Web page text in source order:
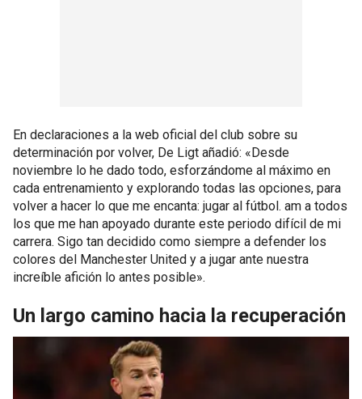
En declaraciones a la web oficial del club sobre su
determinación por volver, De Ligt añadió: «Desde
noviembre lo he dado todo, esforzándome al máximo en
cada entrenamiento y explorando todas las opciones, para
volver a hacer lo que me encanta: jugar al fútbol. am a todos
los que me han apoyado durante este periodo difícil de mi
carrera. Sigo tan decidido como siempre a defender los
colores del Manchester United y a jugar ante nuestra
increíble afición lo antes posible».
Un largo camino hacia la recuperación